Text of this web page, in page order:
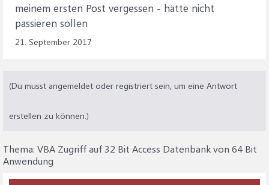
meinem ersten Post vergessen - hätte nicht
passieren sollen
21. September 2017
(Du musst angemeldet oder registriert sein, um eine Antwort
erstellen zu können.)
Thema: VBA Zugriff auf 32 Bit Access Datenbank von 64 Bit
Anwendung